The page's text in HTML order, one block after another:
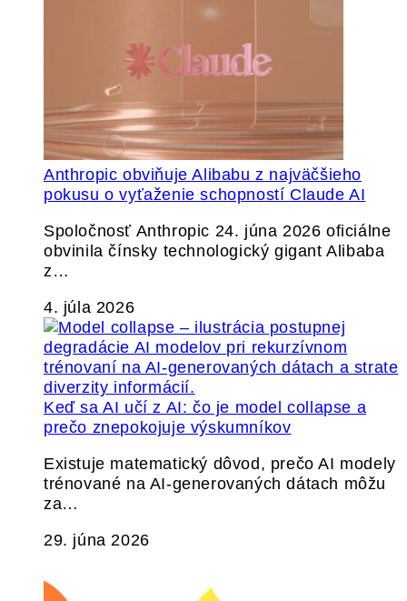
Anthropic obviňuje Alibabu z najväčšieho
pokusu o vyťaženie schopností Claude AI
Spoločnosť Anthropic 24. júna 2026 oficiálne
obvinila čínsky technologický gigant Alibaba
z…
4. júla 2026
Keď sa AI učí z AI: čo je model collapse a
prečo znepokojuje výskumníkov
Existuje matematický dôvod, prečo AI modely
trénované na AI-generovaných dátach môžu
za…
29. júna 2026